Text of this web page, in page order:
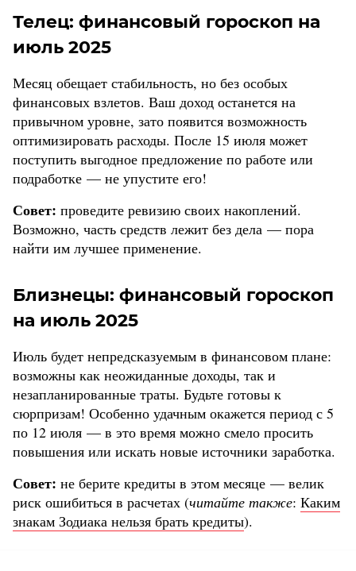
Телец: финансовый гороскоп на
июль 2025
Месяц обещает стабильность, но без особых
финансовых взлетов. Ваш доход останется на
привычном уровне, зато появится возможность
оптимизировать расходы. После 15 июля может
поступить выгодное предложение по работе или
подработке — не упустите его!
Совет: проведите ревизию своих накоплений.
Возможно, часть средств лежит без дела — пора
найти им лучшее применение.
Близнецы: финансовый гороскоп
на июль 2025
Июль будет непредсказуемым в финансовом плане:
возможны как неожиданные доходы, так и
незапланированные траты. Будьте готовы к
сюрпризам! Особенно удачным окажется период с 5
по 12 июля — в это время можно смело просить
повышения или искать новые источники заработка.
Совет: не берите кредиты в этом месяце — велик
риск ошибиться в расчетах (читайте также: Каким
знакам Зодиака нельзя брать кредиты).